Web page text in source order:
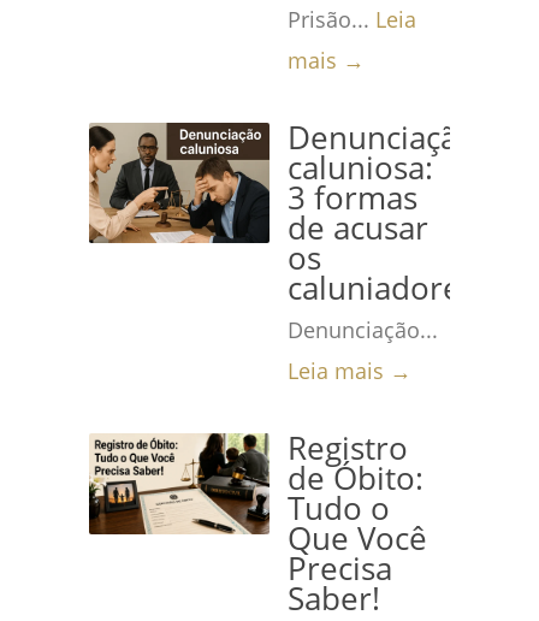
Prisão... Leia
mais →
Denunciação
caluniosa:
3 formas
de acusar
os
caluniadores
Denunciação...
Leia mais →
Registro
de Óbito:
Tudo o
Que Você
Precisa
Saber!